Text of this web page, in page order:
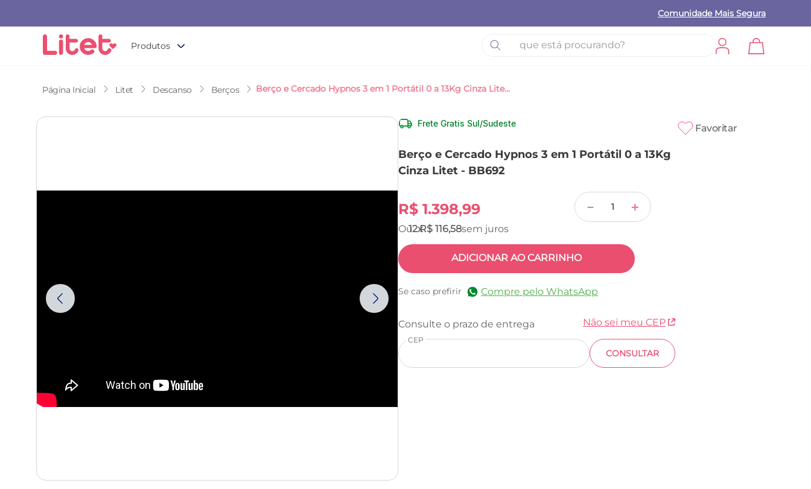
Comunidade Mais Segura
Produtos
O que está procurando?
Litet Descanso Berços Berço e Cercado Hypnos 3 em 1 Portátil 0 a 13Kg Cinza Litet - BB692
Frete Gratis Sul/Sudeste
Berço e Cercado Hypnos 3 em 1 Portátil 0 a 13Kg
Cinza Litet - BB692
R$ 1.398,99 ＋
－
12R$ 116,58
ADICIONAR AO CARRINHO
Se caso prefirir Compre pelo WhatsApp
CEP
Não sei meu CEP
Favoritar